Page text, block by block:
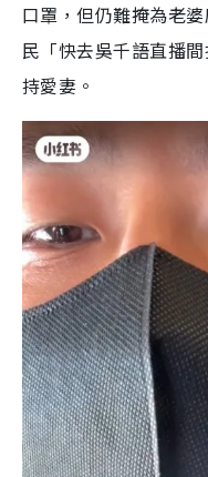
口罩，但仍難掩為老
民「快去吳千語直播
持愛妻。